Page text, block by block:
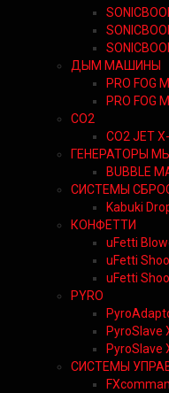
ДЫМ МАШИНЫ
PRO FOG
PRO FOG
CO2
CO2 JET
ГЕНЕРАТОРЫ
BUBBLE
СИСТЕМЫ
Kabuki
КОНФЕТТИ
uFetti
uFetti
uFetti
PYRO
PyroSlave
PyroSlave
СИСТЕМЫ